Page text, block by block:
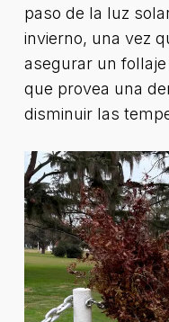
paso de la luz
invierno, una vez
asegurar un
que provea una
disminuir las